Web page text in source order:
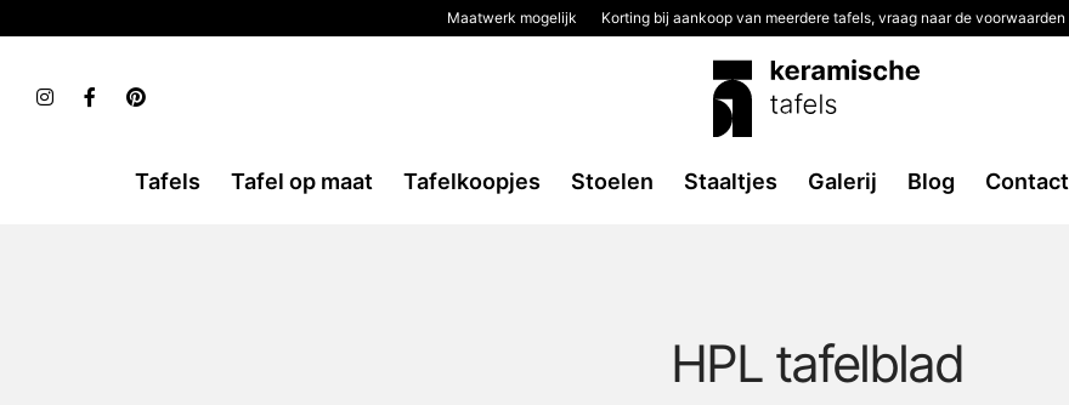
Maatwerk mogelijk Korting bij aankoop van meerdere tafels, vraag naar de voorwaarden
Tafels Tafel op maat Tafelkoopjes Stoelen Staaltjes Galerij Blog Contact
HPL tafelblad